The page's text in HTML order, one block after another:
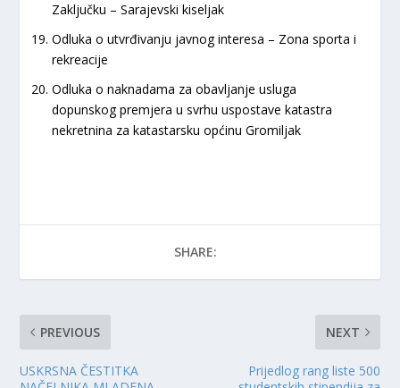
Zaključku – Sarajevski kiseljak
Odluka o utvrđivanju javnog interesa – Zona sporta i
rekreacije
Odluka o naknadama za obavljanje usluga
dopunskog premjera u svrhu uspostave katastra
nekretnina za katastarsku općinu Gromiljak
SHARE:
PREVIOUS
USKRSNA ČESTITKA
NEXT
Prijedlog rang liste 500